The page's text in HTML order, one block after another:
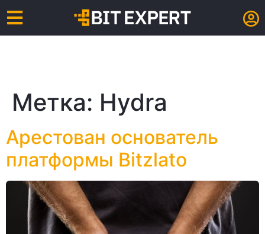
Метка: Hydra
Арестован основатель
платформы Bitzlato